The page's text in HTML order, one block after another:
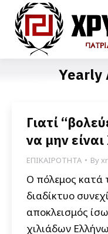
Yearly
Γιατί
να μην
ΕΠΙΚΑΙΡΟΤΗΤΑ By
Ο πόλεμος κατά
διαδίκτυο
αποκλεισμός
χιλιάδων